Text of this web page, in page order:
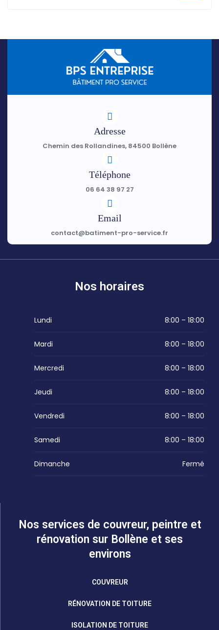
Adresse
Chemin des Rollandines, 84500 Bollène
Téléphone
06 64 38 97 27
Email
contact@batiment-pro-service.fr
Nos horaires
Lundi 8:00 – 18:00
Mardi 8:00 – 18:00
Mercredi 8:00 – 18:00
Jeudi 8:00 – 18:00
Vendredi 8:00 – 18:00
Samedi 8:00 – 18:00
Dimanche Fermé
Nos services de couvreur, peintre et
rénovation sur Bollène et ses
environs
COUVREUR
RÉNOVATION DE TOITURE
ISOLATION DE TOITURE